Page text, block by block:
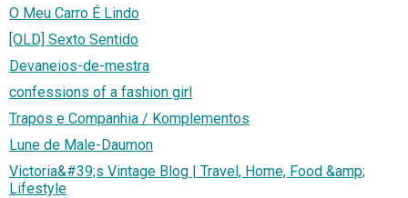
O Meu Carro É Lindo
[OLD] Sexto Sentido
Devaneios-de-mestra
confessions of a fashion girl
Trapos e Companhia / Komplementos
Lune de Male-Daumon
Victoria&#39;s Vintage Blog | Travel, Home, Food &amp;
Lifestyle